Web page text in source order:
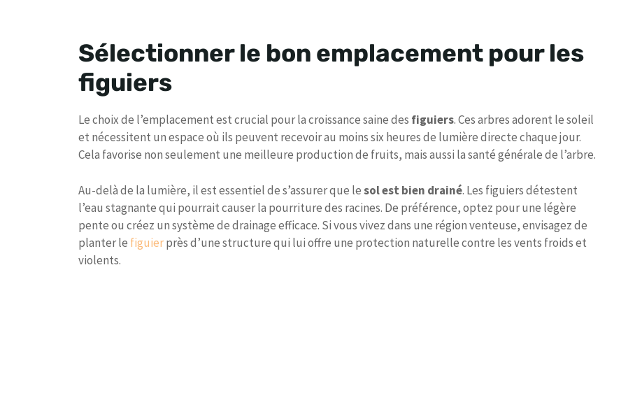
Sélectionner le bon emplacement pour les
figuiers
Le choix de l’emplacement est crucial pour la croissance saine des figuiers. Ces arbres adorent le soleil
et nécessitent un espace où ils peuvent recevoir au moins six heures de lumière directe chaque jour.
Cela favorise non seulement une meilleure production de fruits, mais aussi la santé générale de l’arbre.
Au-delà de la lumière, il est essentiel de s’assurer que lesol est bien drainé. Les figuiers détestent
l’eau stagnante qui pourrait causer la pourriture des racines. De préférence, optez pour une légère
pente ou créez un système de drainage efficace. Si vous vivez dans une région venteuse, envisagez de
planter le figuierprès d’une structure qui lui offre une protection naturelle contre les vents froids et
violents.